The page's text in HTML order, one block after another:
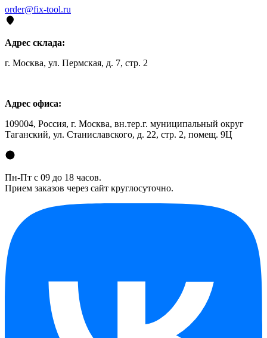
order@fix-tool.ru
Адрес склада:
г. Москва, ул. Пермская, д. 7, стр. 2
Адрес офиса:
109004, Россия, г. Москва, вн.тер.г. муниципальный округ
Таганский, ул. Станиславского, д. 22, стр. 2, помещ. 9Ц
Пн-Пт с 09 до 18 часов.
Прием заказов через сайт круглосуточно.